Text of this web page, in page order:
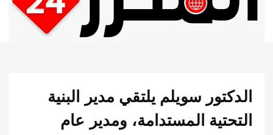
الإدارة: رمضان
التحرير:مني أمين
سويلم يلتقي مدير البنية
المستدامة، ومدير عام